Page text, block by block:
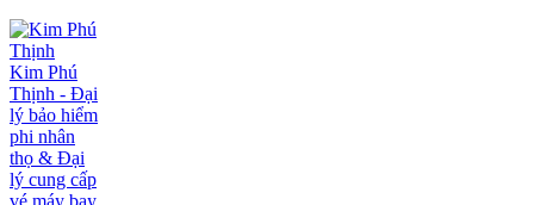
Kim Phú
Thịnh - Đại
lý bảo hiểm
phi nhân
thọ & Đại
lý cung cấp
vé máy bay